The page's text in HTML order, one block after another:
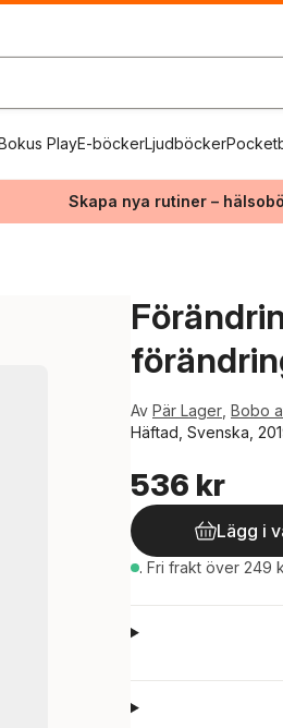
PlayE-böckerLjudböcker
Skapa nya rutiner –
Av Pär Lager Bobo
Häftad, Svenska,
536 kr
Lägg i
. Fri frakt över 249